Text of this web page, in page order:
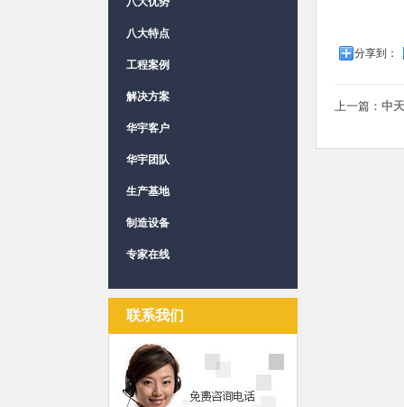
八大特点
工程案例
解决方案
华宇客户
华宇团队
生产基地
制造设备
专家在线
联系我们
分享到：
上一篇： 中